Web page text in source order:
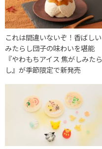
これは間違いないぞ！香ばしい
みたらし団子の味わいを堪能
『やわもちアイス 焦がしみたら
し』が季節限定で新発売